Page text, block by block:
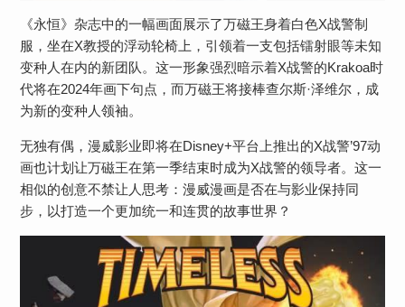
《永恒》杂志中的一幅画面展示了万磁王身着白色X战警制
服，坐在X教授的浮动轮椅上，引领着一支包括镭射眼等未知
变种人在内的新团队。这一形象强烈暗示着X战警的Krakoa时
代将在2024年画下句点，而万磁王将接棒查尔斯·泽维尔，成
为新的变种人领袖。
无独有偶，漫威影业即将在Disney+平台上推出的X战警’97动
画也计划让万磁王在第一季结束时成为X战警的领导者。这一
相似的创意不禁让人思考：漫威漫画是否在与影业保持同
步，以打造一个更加统一和连贯的故事世界？